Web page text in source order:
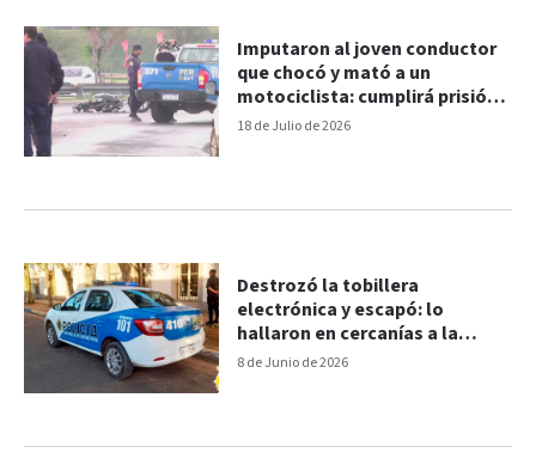
18 de Julio de 2026
Imputaron al joven conductor
que chocó y mató a un
motociclista: cumplirá prisión
domiciliaria
8 de Junio de 2026
Destrozó la tobillera
electrónica y escapó: lo
hallaron en cercanías a la
mujer que lo denunció